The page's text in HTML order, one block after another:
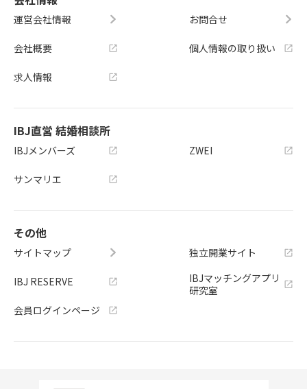
運営会社情報
会社概要
求人情報
お問合せ
個人情報の取り扱い
IBJ直営 結婚相談所
IBJメンバーズ
サンマリエ
ZWEI
その他
サイトマップ
IBJ RESERVE
会員ログインページ
独立開業サイト
IBJマッチングアプリ
研究室